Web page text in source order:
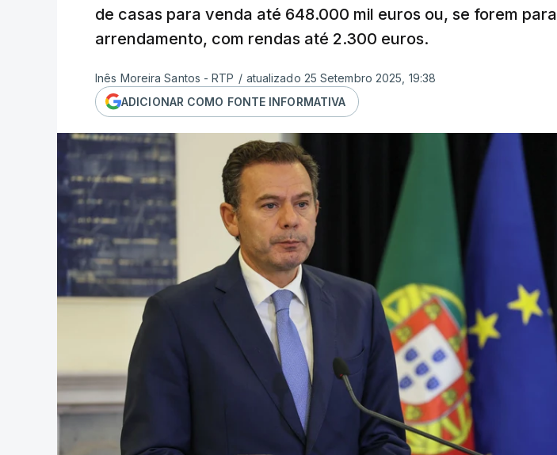
de casas para venda até 648.000 mil euros ou, se forem para
arrendamento, com rendas até 2.300 euros.
Inês Moreira Santos - RTP / atualizado 25 Setembro 2025, 19:38
ADICIONAR COMO FONTE INFORMATIVA